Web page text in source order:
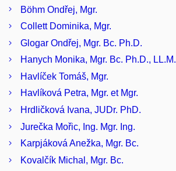
Böhm Ondřej, Mgr.
Collett Dominika, Mgr.
Glogar Ondřej, Mgr. Bc. Ph.D.
Hanych Monika, Mgr. Bc. Ph.D., LL.M.
Havlíček Tomáš, Mgr.
Havlíková Petra, Mgr. et Mgr.
Hrdličková Ivana, JUDr. PhD.
Jurečka Mořic, Ing. Mgr. Ing.
Karpjáková Anežka, Mgr. Bc.
Kovalčík Michal, Mgr. Bc.